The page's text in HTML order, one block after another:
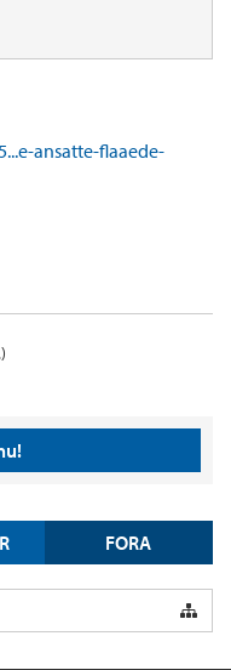
ansatte-flaaede-
FORA